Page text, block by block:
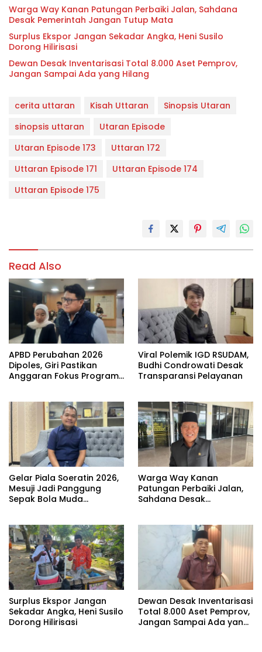
Warga Way Kanan Patungan Perbaiki Jalan, Sahdana
Desak Pemerintah Jangan Tutup Mata
Surplus Ekspor Jangan Sekadar Angka, Heni Susilo
Dorong Hilirisasi
Dewan Desak Inventarisasi Total 8.000 Aset Pemprov,
Jangan Sampai Ada yang Hilang
cerita uttaran Kisah Uttaran
Sinopsis Utaran
sinopsis uttaran
Utaran Episode
Utaran Episode 173
Uttaran 172
Uttaran Episode 171
Uttaran Episode 174
Uttaran Episode 175
Read Also
APBD Perubahan 2026
Dipoles, Giri Pastikan
Anggaran Fokus Program
Viral Polemik IGD RSUDAM,
Budhi Condrowati Desak
Transparansi Pelayanan
Gelar Piala Soeratin 2026,
Mesuji Jadi Panggung
Sepak Bola Muda
Warga Way Kanan
Patungan Perbaiki Jalan,
Sahdana Desak
Surplus Ekspor Jangan
Sekadar Angka, Heni Susilo
Dorong Hilirisasi
Dewan Desak Inventarisasi
Total 8.000 Aset Pemprov,
Jangan Sampai Ada yang